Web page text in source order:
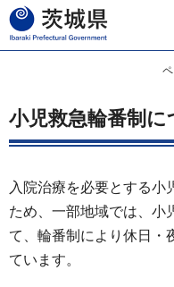
茨城県
小児救急輪番制に
入院治療を必要とする小
ため、一部地域では、小
て、輪番制により休日・
ています。